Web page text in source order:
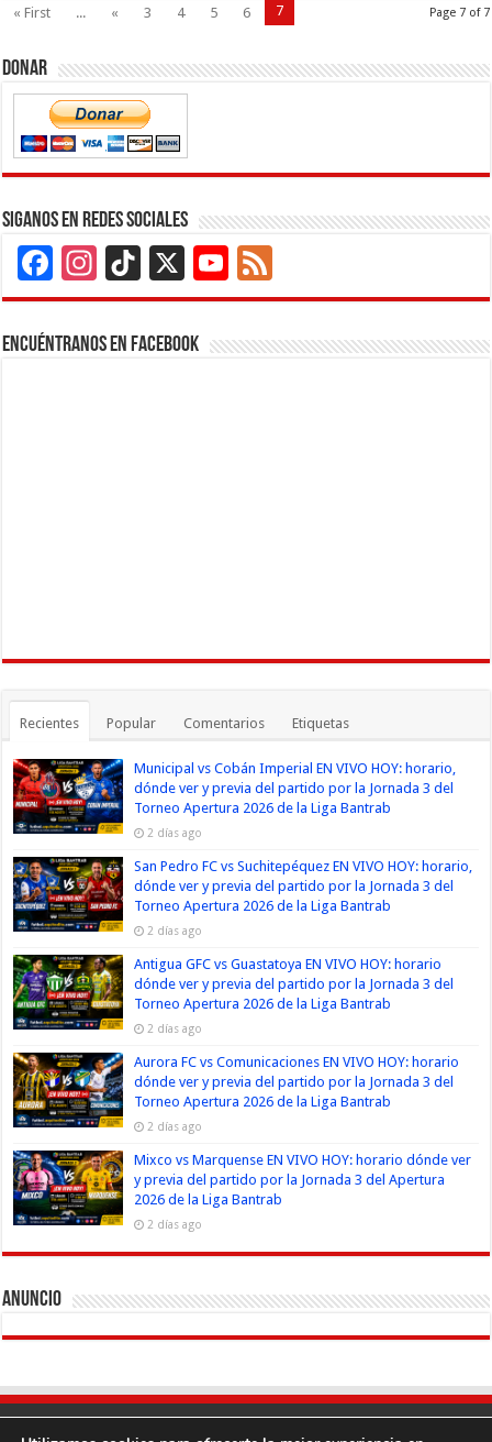
Page 7 of 7
« First ... « 3 4 5 6 7
Donar
Siganos en Redes Sociales
Facebook
Instagram
TikTok
X
YouTube
Channel
Encuéntranos en Facebook
Recientes Popular Comentarios Etiquetas
Municipal vs Cobán Imperial EN VIVO HOY: horario,
dónde ver y previa del partido por la Jornada 3 del
Torneo Apertura 2026 de la Liga Bantrab
2 días ago
San Pedro FC vs Suchitepéquez EN VIVO HOY: horario,
dónde ver y previa del partido por la Jornada 3 del
Torneo Apertura 2026 de la Liga Bantrab
2 días ago
Antigua GFC vs Guastatoya EN VIVO HOY: horario
dónde ver y previa del partido por la Jornada 3 del
Torneo Apertura 2026 de la Liga Bantrab
2 días ago
Aurora FC vs Comunicaciones EN VIVO HOY: horario
dónde ver y previa del partido por la Jornada 3 del
Torneo Apertura 2026 de la Liga Bantrab
2 días ago
Mixco vs Marquense EN VIVO HOY: horario dónde ver
y previa del partido por la Jornada 3 del Apertura
2026 de la Liga Bantrab
2 días ago
Anuncio